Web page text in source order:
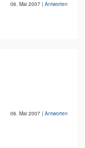
06. Mai 2007 | Antworten
06. Mai 2007 | Antworten